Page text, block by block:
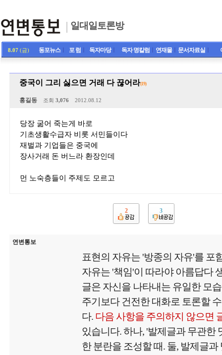
일대일토론방
8.07 (금) 동포뉴스ㅣ 포 럼 독자마당ㅣ 독자 명칼럼 연재물ㅣ 문서자료실
중국이 그리 싫으면 거래 다 끊어라(19)
홍길동 조회 3,076 2012.08.12
당장 굶어 죽는게 바로
기초생활수급자 비롯 서민들이다
재벌과 기업들은 중국에
장사거래 돈 버느라 환장인데
먼 노숙층들이 주제도 모르고
2 3
연변통보
표현의 자유는 '방종의 자유'를 포
자유는 '책임'이 따라야 아름답다
글은 자신을 나타내는 유일한 모
주기보다 건전한 대화로 토론할
다. 다음 사항을 주의하지 않으면
있습니다. 하나, '발제글과 무관한
한 분란을 조성할 때. 둘, 발제글